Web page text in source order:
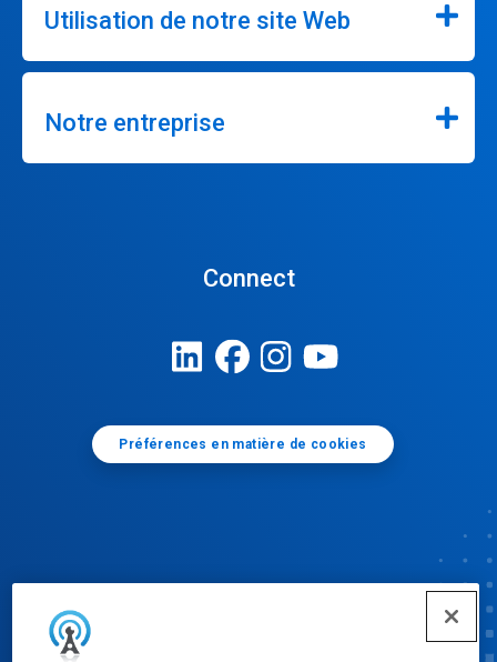
Utilisation de notre site Web
Notre entreprise
Connect
Préférences en matière de cookies